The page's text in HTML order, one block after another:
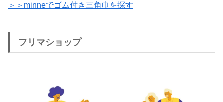
＞＞minneでゴム付き三角巾を探す
フリマショップ